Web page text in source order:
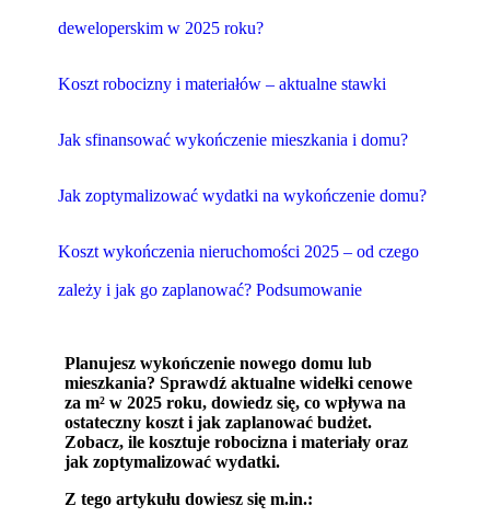
deweloperskim w 2025 roku?
Koszt robocizny i materiałów – aktualne stawki
Jak sfinansować wykończenie mieszkania i domu?
Jak zoptymalizować wydatki na wykończenie domu?
Koszt wykończenia nieruchomości 2025 – od czego
zależy i jak go zaplanować? Podsumowanie
Planujesz wykończenie nowego domu lub
mieszkania? Sprawdź aktualne widełki cenowe
za m² w 2025 roku, dowiedz się, co wpływa na
ostateczny koszt i jak zaplanować budżet.
Zobacz, ile kosztuje robocizna i materiały oraz
jak zoptymalizować wydatki.
Z tego artykułu dowiesz się m.in.: